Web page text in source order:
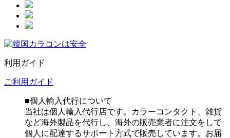
利用ガイド
ご利用ガイド
■個人輸入代行について
当社は個人輸入代行店です。カラーコンタクト、雑貨
など海外製品を代行し、海外の販売業者に注文をして
個人に配達するサポート方式で販売しています。お届